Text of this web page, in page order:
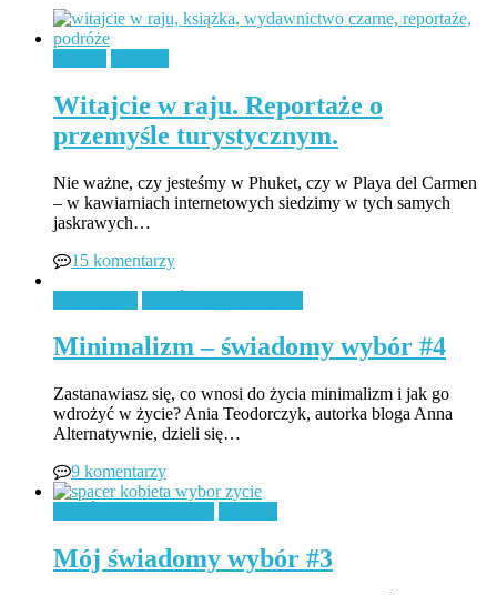
Witajcie w raju. Reportaże o
przemyśle turystycznym.
Nie ważne, czy jesteśmy w Phuket, czy w Playa del Carmen
– w kawiarniach internetowych siedzimy w tych samych
jaskrawych…
15 komentarzy
Minimalizm – świadomy wybór #4
Zastanawiasz się, co wnosi do życia minimalizm i jak go
wdrożyć w życie? Ania Teodorczyk, autorka bloga Anna
Alternatywnie, dzieli się…
9 komentarzy
Mój świadomy wybór #3